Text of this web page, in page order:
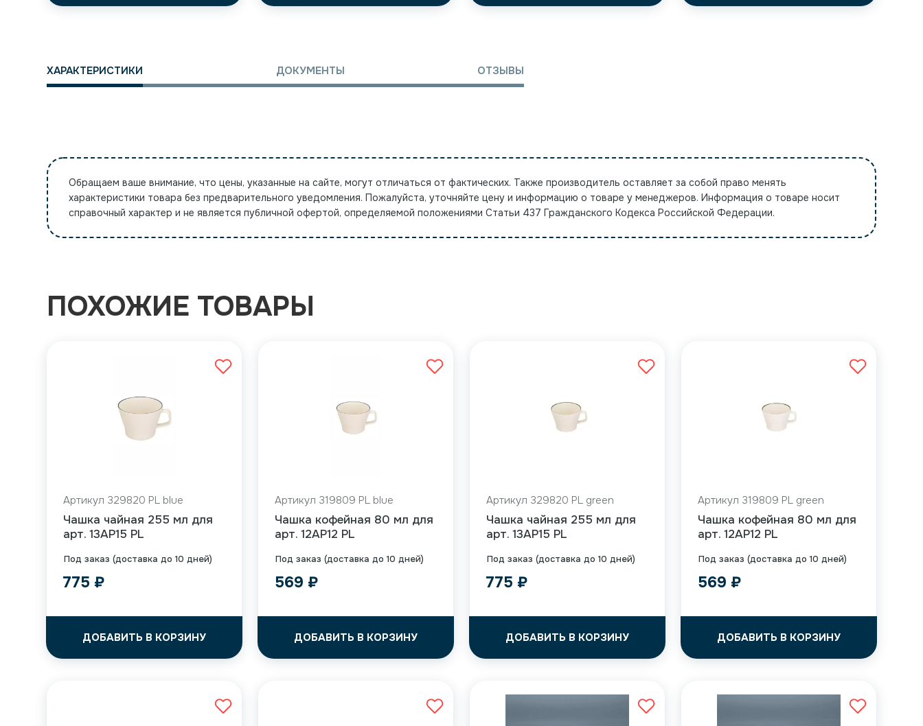
ХАРАКТЕРИСТИКИ ДОКУМЕНТЫ ОТЗЫВЫ
Обращаем ваше внимание, что цены, указанные на сайте, могут отличаться от фактических. Также производитель оставляет за собой право менять
характеристики товара без предварительного уведомления. Пожалуйста, уточняйте цену и информацию о товаре у менеджеров. Информация о товаре носит
справочный характер и не является публичной офертой, определяемой положениями Статьи 437 Гражданского Кодекса Российской Федерации.
ПОХОЖИЕ ТОВАРЫ
Под заказ (доставка до 10 дней)
Артикул 329820 PL blue
Чашка чайная 255 мл для
арт. 13AP15 PL
775 ₽
ДОБАВИТЬ В КОРЗИНУ
Под заказ (доставка до 10 дней)
Артикул 319809 PL blue
Чашка кофейная 80 мл для
арт. 12AP12 PL
569 ₽
ДОБАВИТЬ В КОРЗИНУ
Под заказ (доставка до 10 дней)
Артикул 329820 PL green
Чашка чайная 255 мл для
арт. 13AP15 PL
775 ₽
ДОБАВИТЬ В КОРЗИНУ
Под заказ (доставка до 10 дней)
Артикул 319809 PL green
Чашка кофейная 80 мл для
арт. 12AP12 PL
569 ₽
ДОБАВИТЬ В КОРЗИНУ